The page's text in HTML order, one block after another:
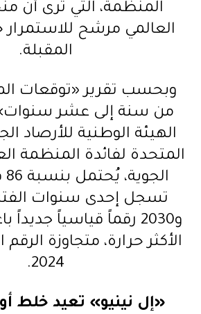
المنظمة، التي ترى أن
العالمي مرشح للاستمرار
المقبلة.
وبحسب تقرير «توقعات
من سنة إلى عشر
الهيئة الوطنية للأرصاد
المتحدة لفائدة المنظمة
و2030 رقماً قياسياً
الأكثر حرارة، متجاوزة
2024.
«إل نينيو» تعيد خلط